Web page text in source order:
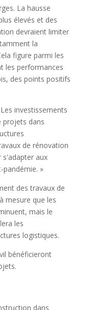
La hausse
élevés et des
devraient limiter
la
figure parmi les
les performances
des points positifs
investissements
projets dans
de rénovation
s'adapter aux
pandémie. »
des travaux de
mesure que les
mais le
les
logistiques.
bénéficieront
dans